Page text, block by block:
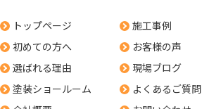
トップページ
初めての方へ
選ばれる理由
塗装ショールーム
施工事例
お客様の声
現場ブログ
よくあるご質問